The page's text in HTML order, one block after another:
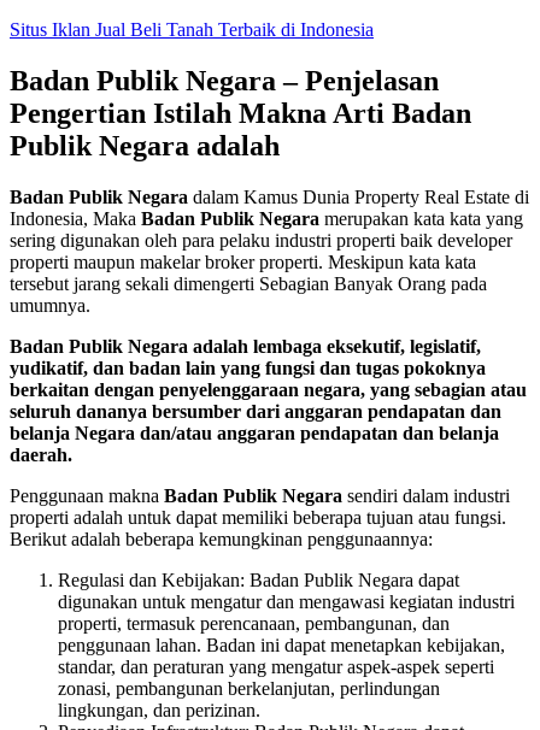
Skip
content
Situs Iklan Jual Beli Tanah Terbaik di Indonesia
Badan Publik Negara – Penjelasan
Pengertian Istilah Makna Arti Badan
Publik Negara adalah
Badan Publik Negara dalam Kamus Dunia Property Real Estate di
Indonesia, Maka Badan Publik Negara merupakan kata kata yang
sering digunakan oleh para pelaku industri properti baik developer
properti maupun makelar broker properti. Meskipun kata kata
tersebut jarang sekali dimengerti Sebagian Banyak Orang pada
umumnya.
Badan Publik Negara adalah lembaga eksekutif, legislatif,
yudikatif, dan badan lain yang fungsi dan tugas pokoknya
berkaitan dengan penyelenggaraan negara, yang sebagian atau
seluruh dananya bersumber dari anggaran pendapatan dan
belanja Negara dan/atau anggaran pendapatan dan belanja
daerah.
Penggunaan makna Badan Publik Negara sendiri dalam industri
properti adalah untuk dapat memiliki beberapa tujuan atau fungsi.
Berikut adalah beberapa kemungkinan penggunaannya:
Regulasi dan Kebijakan: Badan Publik Negara dapat
digunakan untuk mengatur dan mengawasi kegiatan industri
properti, termasuk perencanaan, pembangunan, dan
penggunaan lahan. Badan ini dapat menetapkan kebijakan,
standar, dan peraturan yang mengatur aspek-aspek seperti
zonasi, pembangunan berkelanjutan, perlindungan
lingkungan, dan perizinan.